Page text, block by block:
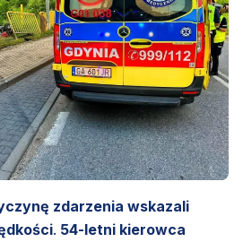
zdarzenia wskazali
. 54-letni kierowca